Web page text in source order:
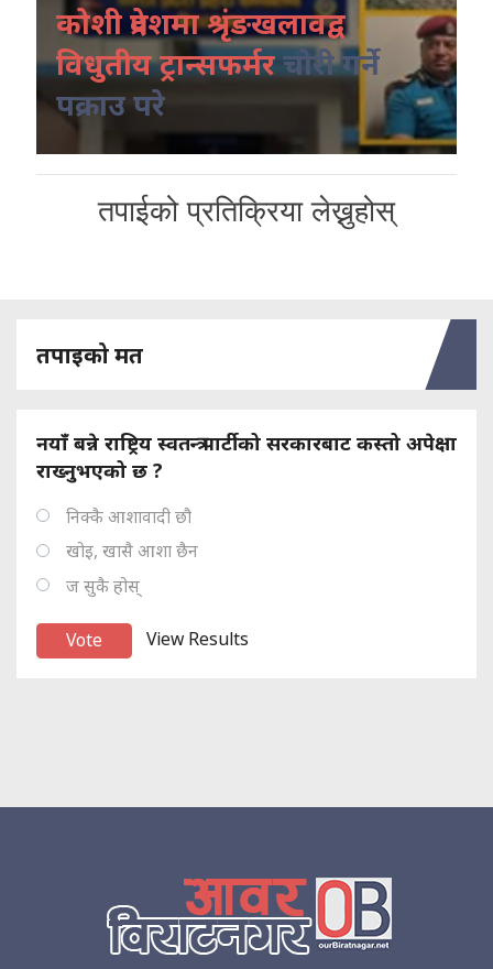
कोशी प्रदेशमा श्रृंङखलावद्व
विधुतीय ट्रान्सफर्मरचोरी गर्ने
पक्राउ परे
तपाईको प्रतिक्रिया लेख्नुहोस्
तपाइको मत
नयाँ बन्ने राष्ट्रिय स्वतन्त्र पार्टीको सरकारबाट कस्तो अपेक्षा
राख्नुभएको छ ?
निक्कै आशावादी छौ
खोइ, खासै आशा छैन
ज सुकै होस्
View Results